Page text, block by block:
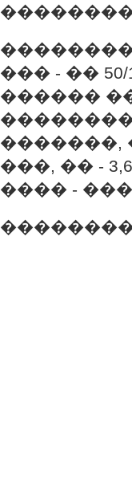
��� - �� 50/
������
�������,
���, �� -
���� -